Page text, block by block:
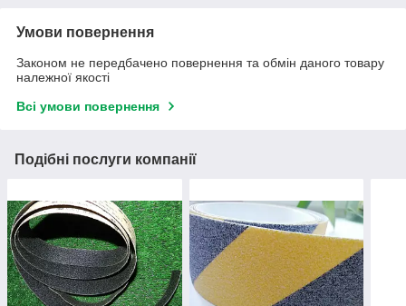
Умови повернення
Законом не передбачено повернення та обмін даного товару
належної якості
Всі умови повернення
Подібні послуги компанії